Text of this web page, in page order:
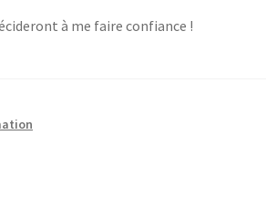
à me faire confiance !